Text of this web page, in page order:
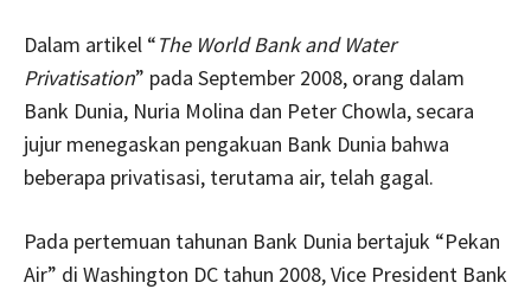
Dalam artikel “The World Bank and Water
Privatisation” pada September 2008, orang dalam
Bank Dunia, Nuria Molina dan Peter Chowla, secara
jujur menegaskan pengakuan Bank Dunia bahwa
beberapa privatisasi, terutama air, telah gagal.
Pada pertemuan tahunan Bank Dunia bertajuk “Pekan
Air” di Washington DC tahun 2008, Vice President Bank